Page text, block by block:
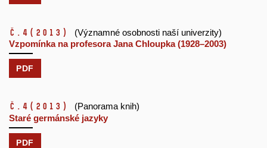
č.4 (2013)
(Významné osobnosti naší univerzity)
Vzpomínka na profesora Jana Chloupka (1928–2003)
PDF
č.4 (2013)
(Panorama knih)
Staré germánské jazyky
PDF